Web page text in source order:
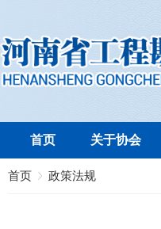
首页 关于协会
首页 政策法规